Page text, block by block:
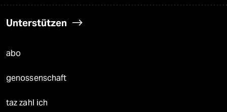
Unterstützen
abo
genossenschaft
taz zahl ich